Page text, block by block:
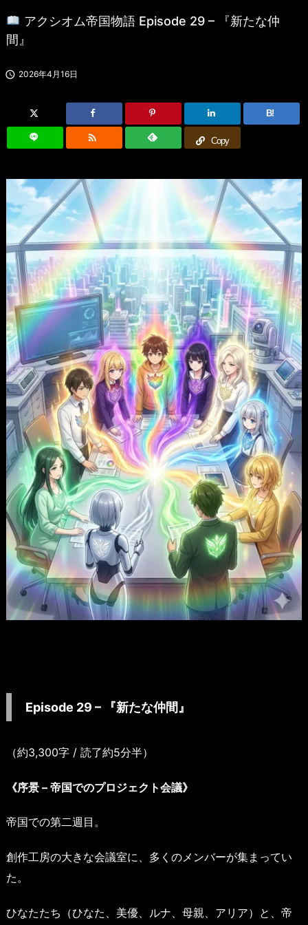
アクシオム帝国物語 Episode 29 – 『新たな仲
間』
 2026年4月16日
B!
 Copy
Episode 29 – 『新たな仲間』
（約3,300字 / 読了約5分半）
《序景 – 帝国でのプロジェクト会議》
帝国での第二週目。
創作工房の大きな会議室に、多くのメンバーが集まってい
た。
ひなたたち（ひなた、美優、ルナ、母親、アリア）と、帝